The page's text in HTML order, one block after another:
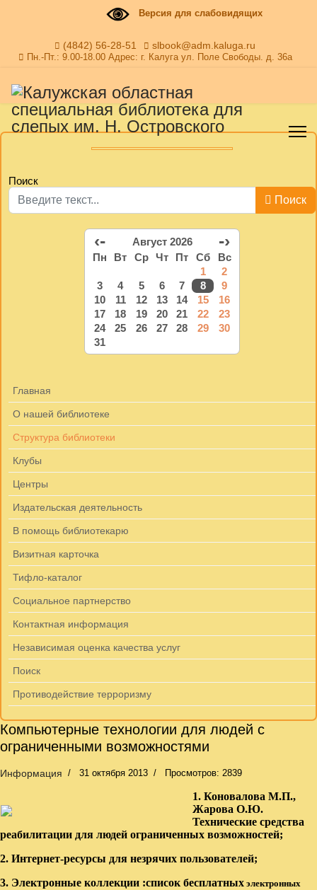
Версия для слабовидящих
(4842) 56-28-51 slbook@adm.kaluga.ru
Пн.-Пт.: 9.00-18.00 Адрес: г. Калуга ул. Поле Свободы. д. 36а
Поиск
Поиск
‹- Август 2026 -›
Пн Вт Ср Чт Пт Сб
Вс
1
2
3
4 5 6 7 8
9
10
11 12 13 14 15
16
17
18 19 20 21 22
23
24
25 26 27 28 29
30
31
Главная
О нашей библиотеке
Структура библиотеки
Клубы
Центры
Издательская деятельность
В помощь библиотекарю
Визитная карточка
Тифло-каталог
Социальное партнерство
Контактная информация
Независимая оценка качества услуг
Поиск
Противодействие терроризму
Компьютерные технологии для людей с
ограниченными возможностями
Информация 31 октября 2013 Просмотров: 2839
1. Коновалова М.П.,
Жарова О.Ю.
Технические средства
реабилитации для людей ограниченных возможностей;
2. Интернет-ресурсы для незрячих пользователей;
3. Электронные коллекции :список бесплатных электронных